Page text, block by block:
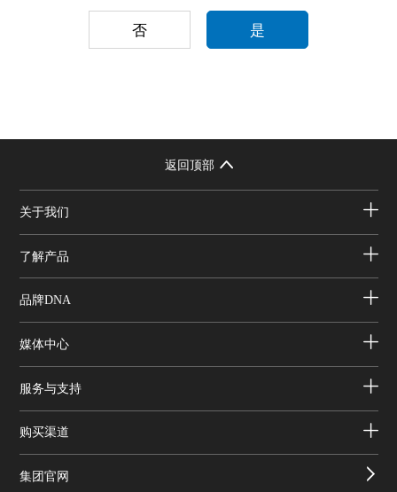
否 是
返回顶部
关于我们
了解产品
品牌DNA
媒体中心
服务与支持
购买渠道
集团官网